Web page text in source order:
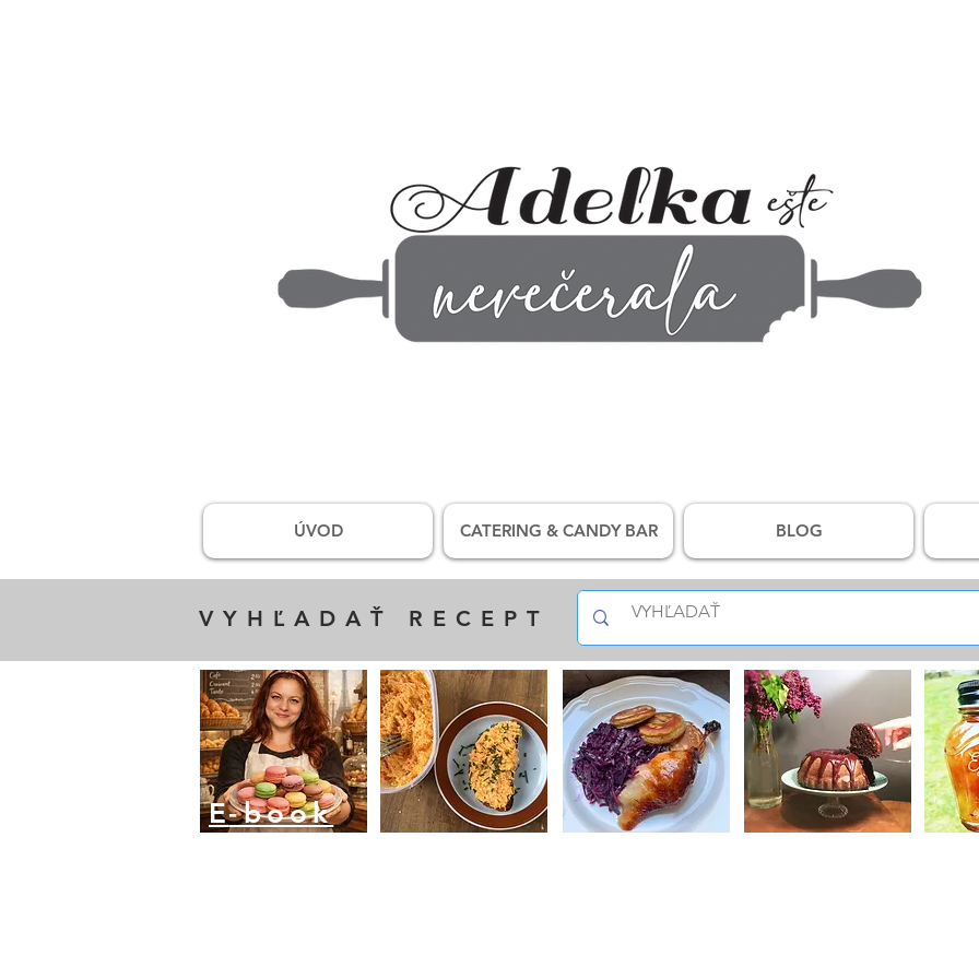
ÚVOD CATERING & CANDY BAR BLOG
VYHĽADAŤ RECEPT
E-book